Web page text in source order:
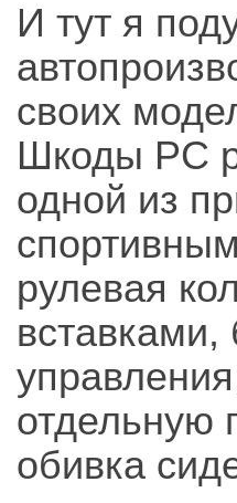
И тут я
своих
Шкоды РС
одной из
рулевая
вставками,
отдельную
обивка